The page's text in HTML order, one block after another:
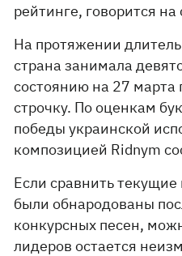
рейтинге, говорится на
На протяжении
страна занимала
состоянию на 27 марта
строчку. По оценкам
победы украинской
композицией Ridnym
Если сравнить
были обнародованы
конкурсных песен,
лидеров остается